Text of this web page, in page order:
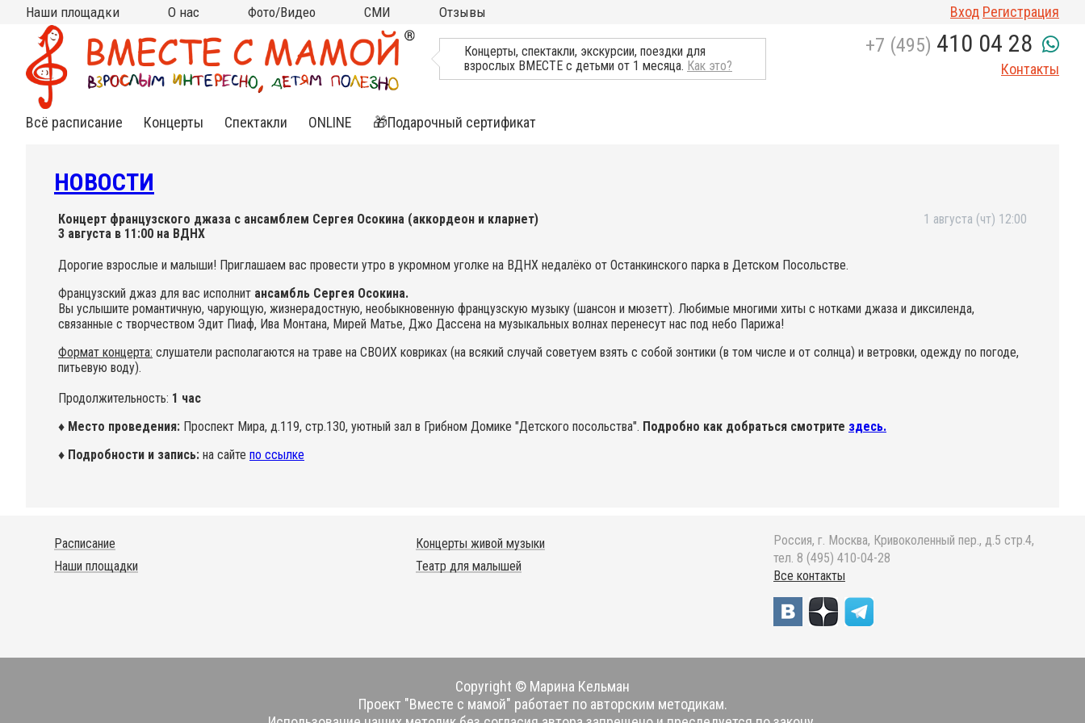
Наши площадки
Москва
на КИТАЙ-ГОРОДЕ
на ЧИСТЫХ ПРУДАХ
на ВДНХ
на НОВОСЛОБОДСКОЙ
на ПАРКЕ КУЛЬТУРЫ
в АРМЯНСКОМ
в СТАРОСАДСКОМ
(Китай-город)
в РАМЕНКАХ
на ТУРГЕНЕВСКОЙ
(школа Алгоритм)
на КРАСНЫХ ВОРОТАХ
на МЯСНИЦКОЙ (Чистые
пруды)
Московская область
в МЫТИЩАХ (клуб
Самовар)
в МЫТИЩАХ (ДЦ "Смарт
Ленд")
Все площадки на карте
О нас
Кто мы?
Контакты
Сотрудничество
Новости
Подвешенный билет
Фото/Видео
Фото
Видео
СМИ
ТВ, Пресса о нас
Отзывы Вход Регистрация
Концерты, спектакли, экскурсии, поездки для
взрослых ВМЕСТЕ с детьми от 1 месяца. Как это?
+7 (495) 410 04 28
Контакты
Всё расписание
Концерты
Яркий джаз
Веселый рок-н-
ролл
Необычный
фолк
Познавательные
концерты
Спектакли
музыку
ONLINE
🎁Подарочный сертификат
НОВОСТИ
Концерт французского джаза с ансамблем Сергея Осокина (аккордеон и кларнет)
3 августа в 11:00 на ВДНХ
1 августа (чт) 12:00
Дорогие взрослые и малыши! Приглашаем вас провести утро в укромном уголке на ВДНХ недалёко от Останкинского парка в Детском Посольстве.
Французский джаз для вас исполнит ансамбль Сергея Осокина.
Вы услышите романтичную, чарующую, жизнерадостную, необыкновенную французскую музыку (шансон и мюзетт). Любимые многими хиты с нотками джаза и диксиленда,
связанные с творчеством Эдит Пиаф, Ива Монтана, Мирей Матье, Джо Дассена на музыкальных волнах перенесут нас под небо Парижа!
Формат концерта: слушатели располагаются на траве на СВОИХ ковриках (на всякий случай советуем взять с собой зонтики (в том числе и от солнца) и ветровки, одежду по погоде,
питьевую воду).
Продолжительность: 1 час
♦ Место проведения: Проспект Мира, д.119, стр.130, уютный зал в Грибном Домике "Детского посольства". Подробно как добраться смотрите здесь.
♦ Подробности и запись: на сайте по ссылке
Расписание
Наши площадки
Концерты живой музыки
Театр для малышей
Россия, г. Москва, Кривоколенный пер., д.5 стр.4,
тел. 8 (495) 410-04-28
Все контакты
Copyright © Марина Кельман
Проект "Вместе с мамой" работает по авторским методикам.